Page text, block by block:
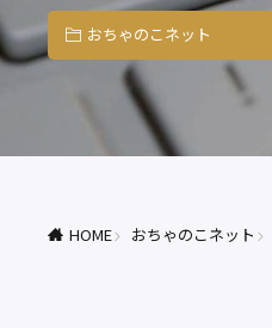
おちゃのこネット
HOME おちゃのこネット